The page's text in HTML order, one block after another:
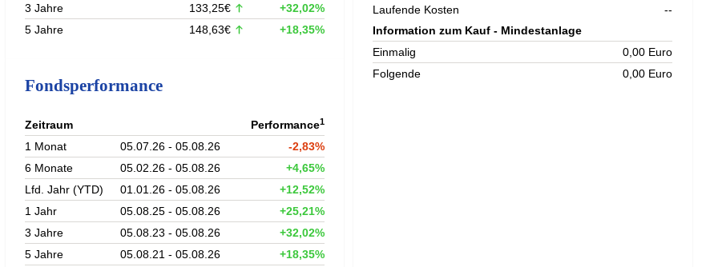
3 Jahre
133,25€
+32,02%
5 Jahre
148,63€ +18,35%
Fondsperformance
Zeitraum Performance1
1 Monat 05.07.26 - 05.08.26
-2,83%
6 Monate
05.02.26 - 05.08.26
+4,65%
Lfd. Jahr (YTD)
01.01.26 - 05.08.26
+12,52%
1 Jahr
05.08.25 - 05.08.26
+25,21%
3 Jahre
05.08.23 - 05.08.26
+32,02%
5 Jahre
05.08.21 - 05.08.26
+18,35%
Laufende Kosten
--
Information zum Kauf - Mindestanlage
Einmalig
0,00 Euro
Folgende
0,00 Euro